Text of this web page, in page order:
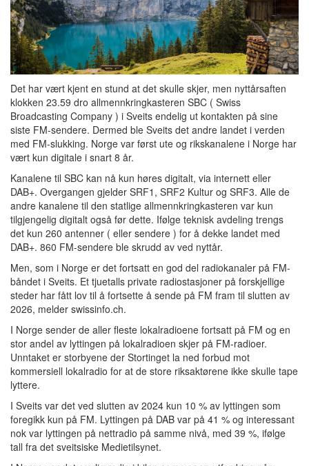
Det har vært kjent en stund at det skulle skjer, men nyttårsaften
klokken 23.59 dro allmennkringkasteren SBC ( Swiss
Broadcasting Company ) i Sveits endelig ut kontakten på sine
siste FM-sendere. Dermed ble Sveits det andre landet i verden
med FM-slukking. Norge var først ute og rikskanalene i Norge har
vært kun digitale i snart 8 år.
Kanalene til SBC kan nå kun høres digitalt, via internett eller
DAB+. Overgangen gjelder SRF1, SRF2 Kultur og SRF3. Alle de
andre kanalene til den statlige allmennkringkasteren var kun
tilgjengelig digitalt også før dette. Ifølge teknisk avdeling trengs
det kun 260 antenner ( eller sendere ) for å dekke landet med
DAB+. 860 FM-sendere ble skrudd av ved nyttår.
Men, som i Norge er det fortsatt en god del radiokanaler på FM-
båndet i Sveits. Et tjuetalls private radiostasjoner på forskjellige
steder har fått lov til å fortsette å sende på FM fram til slutten av
2026, melder swissinfo.ch.
I Norge sender de aller fleste lokalradioene fortsatt på FM og en
stor andel av lyttingen på lokalradioen skjer på FM-radioer.
Unntaket er storbyene der Stortinget la ned forbud mot
kommersiell lokalradio for at de store riksaktørene ikke skulle tape
lyttere.
I Sveits var det ved slutten av 2024 kun 10 % av lyttingen som
foregikk kun på FM. Lyttingen på DAB var på 41 % og interessant
nok var lyttingen på nettradio på samme nivå, med 39 %, ifølge
tall fra det sveitsiske Medietilsynet.